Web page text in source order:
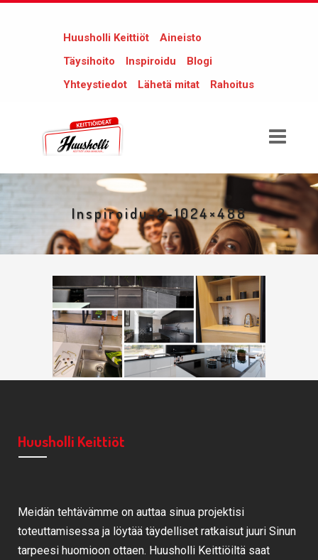
Huusholli Keittiöt
Aineisto
Täysihoito
Inspiroidu
Blogi
Yhteystiedot
Lähetä mitat Rahoitus
Inspiroidu-2-1024×488
Huusholli Keittiöt
Meidän tehtävämme on auttaa sinua projektisi
toteuttamisessa ja löytää täydelliset ratkaisut juuri Sinun
tarpeesi huomioon ottaen. Huusholli Keittiöiltä saat